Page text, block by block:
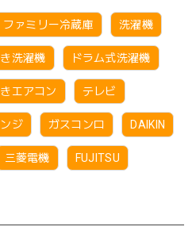
ファミリー冷蔵庫 洗濯機
洗濯機 ドラム式洗濯機
エアコン テレビ
ジ ガスコンロ DAIKIN
三菱電機 FUJITSU